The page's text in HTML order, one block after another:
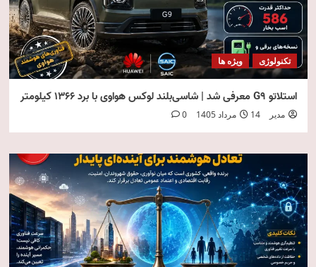
تکنولوژی ویژه ها
استلاتو G9 معرفی شد | شاسی‌بلند لوکس هواوی با برد ۱۳۶۶ کیلومتر
مدیر 14 مرداد 1405 0